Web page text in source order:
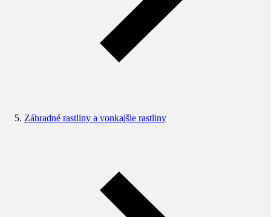
Záhradné rastliny a vonkajšie rastliny